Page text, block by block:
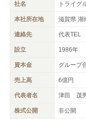
社名 トライグ
本社所在地 滋賀県 湖
連絡先 代表TEL
設立 1986年
資本金 グループ
売上高 6億円
代表者名 津田 茂
株式公開 非公開